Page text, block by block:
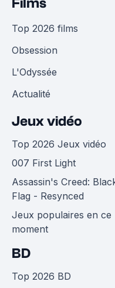
Top 2026 films
Obsession
L'Odyssée
Actualité
Jeux vidéo
Top 2026 Jeux vidéo
007 First Light
Assassin's Creed:
Flag - Resynced
Jeux populaires en ce
moment
BD
Top 2026 BD